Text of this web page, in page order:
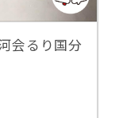
会るり国分